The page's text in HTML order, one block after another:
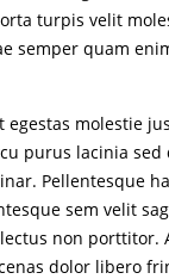
turpis velit
semper quam
egestas molestie
purus lacinia
Pellentesque
sem velit
non
dolor libero